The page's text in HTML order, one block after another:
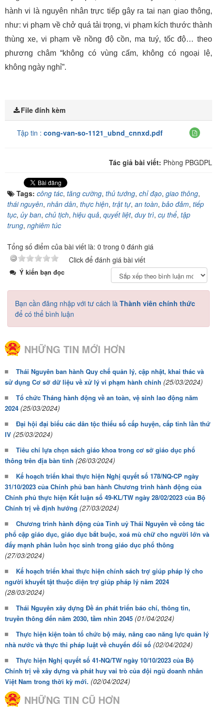
hành vi là nguyên nhân trực tiếp gây ra tai nạn giao thông,
như: vi phạm về chở quá tải trọng, vi phạm kích thước thành
thùng xe, vi phạm về nồng độ cồn, ma tuý, tốc độ… theo
phương châm “không có vùng cấm, không có ngoại lệ,
không ngày nghỉ”.
File đính kèm
Tập tin : cong-van-so-1121_ubnd_cnnxd.pdf
Tác giả bài viết: Phòng PBGDPL
Tags: công tác, tăng cường, thủ tướng, chỉ đạo, giao thông,
thái nguyên, nhân dân, thực hiện, trật tự, an toàn, bảo đảm, tiếp
tục, ủy ban, chủ tịch, hiệu quả, quyết liệt, duy trì, cụ thể, tập
trung, nghiêm túc
Tổng số điểm của bài viết là: 0 trong 0 đánh giá
Click để đánh giá bài viết
Ý kiến bạn đọc
Bạn cần đăng nhập với tư cách là Thành viên chính thức
để có thể bình luận
NHỮNG TIN MỚI HƠN
Thái Nguyên ban hành Quy chế quản lý, cập nhật, khai thác và
sử dụng Cơ sở dữ liệu về xử lý vi phạm hành chính (25/03/2024)
Tổ chức Tháng hành động về an toàn, vệ sinh lao động năm
2024 (25/03/2024)
Đại hội đại biểu các dân tộc thiểu số cấp huyện, cấp tỉnh lần thứ
IV (25/03/2024)
Tiêu chí lựa chọn sách giáo khoa trong cơ sở giáo dục phổ
thông trên địa bàn tỉnh (26/03/2024)
Kế hoạch triển khai thực hiện Nghị quyết số 178/NQ-CP ngày
31/10/2023 của Chính phủ ban hành Chương trình hành động của
Chính phủ thực hiện Kết luận số 49-KL/TW ngày 28/02/2023 của Bộ
Chính trị về định hướng (27/03/2024)
Chương trình hành động của Tỉnh uỷ Thái Nguyên về công tác
phổ cập giáo dục, giáo dục bắt buộc, xoá mù chữ cho người lớn và
đẩy mạnh phân luồn học sinh trong giáo dục phổ thông
(27/03/2024)
Kế hoạch triển khai thực hiện chính sách trợ giúp pháp lý cho
người khuyết tật thuộc diện trợ giúp pháp lý năm 2024
(28/03/2024)
Thái Nguyên xây dựng Đề án phát triển báo chí, thông tin,
truyền thông đến năm 2030, tầm nhìn 2045 (01/04/2024)
Thực hiện kiện toàn tổ chức bộ máy, nâng cao năng lực quản lý
nhà nước và thực thi pháp luật về chuyển đổi số (02/04/2024)
Thực hiện Nghị quyết số 41-NQ/TW ngày 10/10/2023 của Bộ
Chính trị về xây dựng và phát huy vai trò của đội ngũ doanh nhân
Việt Nam trong thời kỳ mới. (02/04/2024)
NHỮNG TIN CŨ HƠN